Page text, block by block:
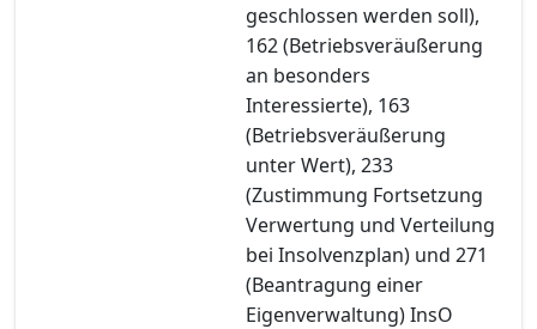
geschlossen werden soll),
162 (Betriebsveräußerung
an besonders
Interessierte), 163
(Betriebsveräußerung
unter Wert), 233
(Zustimmung Fortsetzung
Verwertung und Verteilung
bei Insolvenzplan) und 271
(Beantragung einer
Eigenverwaltung) InsO